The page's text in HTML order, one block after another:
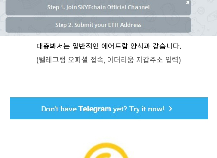
대충봐서는 일반적인 에어드랍 양식과 같습니다.
(텔레그램 오피셜 접속, 이더리움 지갑주소 입력)